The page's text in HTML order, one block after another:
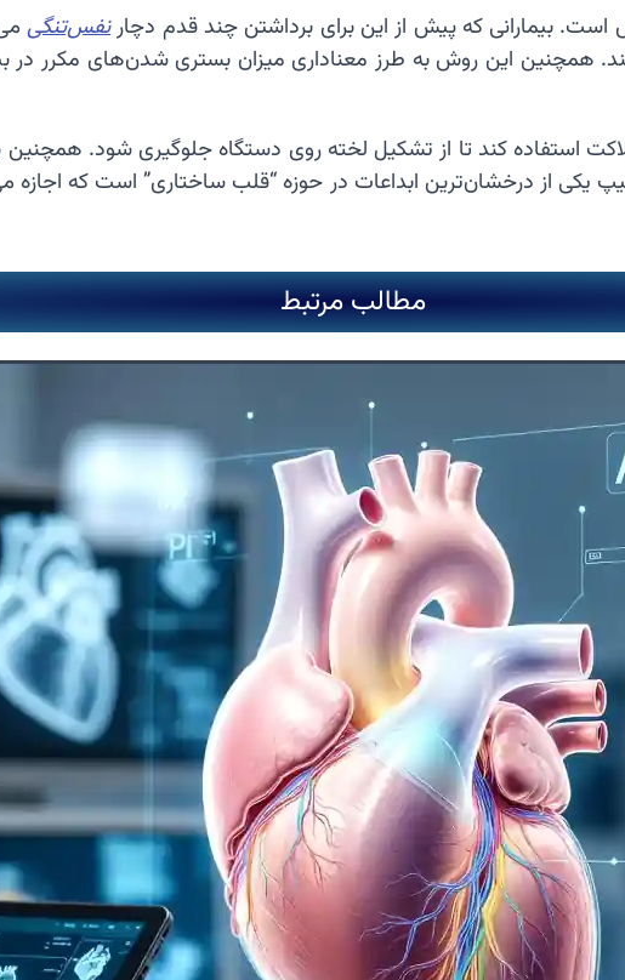
بیمارانی که پیش از این برای برداشتن چند قدم دچارنفس‌تنگی
همچنین این روش به طرز معناداری میزان بستری شدن‌های مکرر در
استفاده کند تا از تشکیل لخته روی دستگاه جلوگیری شود. همچنین
یکی از درخشان‌ترین ابداعات در حوزه “قلب ساختاری” است که اجازه
مطالب مرتبط